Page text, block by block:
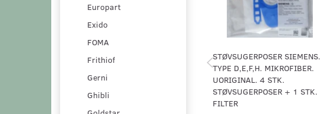
Europart
Exido
FOMA
Frithiof
Gerni
Ghibli
STØVSUGERPOSER SIEMENS.
TYPE D,E,F,H. MIKROFIBER.
UORIGINAL. 4 STK.
STØVSUGERPOSER + 1 STK.
FILTER